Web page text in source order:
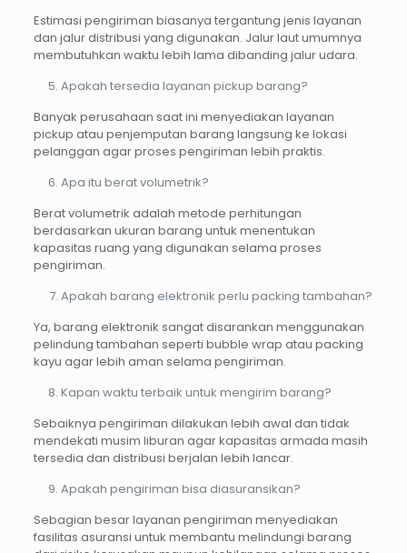
Estimasi pengiriman biasanya tergantung jenis layanan
dan jalur distribusi yang digunakan. Jalur laut umumnya
membutuhkan waktu lebih lama dibanding jalur udara.
Apakah tersedia layanan pickup barang?
Banyak perusahaan saat ini menyediakan layanan
pickup atau penjemputan barang langsung ke lokasi
pelanggan agar proses pengiriman lebih praktis.
Apa itu berat volumetrik?
Berat volumetrik adalah metode perhitungan
berdasarkan ukuran barang untuk menentukan
kapasitas ruang yang digunakan selama proses
pengiriman.
Apakah barang elektronik perlu packing tambahan?
Ya, barang elektronik sangat disarankan menggunakan
pelindung tambahan seperti bubble wrap atau packing
kayu agar lebih aman selama pengiriman.
Kapan waktu terbaik untuk mengirim barang?
Sebaiknya pengiriman dilakukan lebih awal dan tidak
mendekati musim liburan agar kapasitas armada masih
tersedia dan distribusi berjalan lebih lancar.
Apakah pengiriman bisa diasuransikan?
Sebagian besar layanan pengiriman menyediakan
fasilitas asuransi untuk membantu melindungi barang